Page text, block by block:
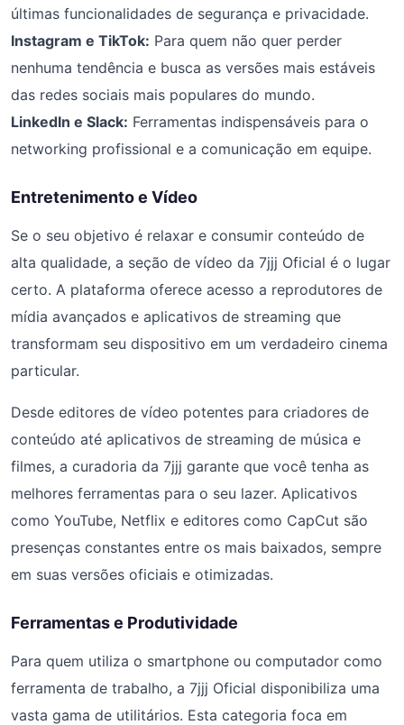
últimas funcionalidades de segurança e privacidade.
Instagram e TikTok: Para quem não quer perder
nenhuma tendência e busca as versões mais estáveis
das redes sociais mais populares do mundo.
LinkedIn e Slack: Ferramentas indispensáveis para o
networking profissional e a comunicação em equipe.
Entretenimento e Vídeo
Se o seu objetivo é relaxar e consumir conteúdo de
alta qualidade, a seção de vídeo da 7jjj Oficial é o lugar
certo. A plataforma oferece acesso a reprodutores de
mídia avançados e aplicativos de streaming que
transformam seu dispositivo em um verdadeiro cinema
particular.
Desde editores de vídeo potentes para criadores de
conteúdo até aplicativos de streaming de música e
filmes, a curadoria da 7jjj garante que você tenha as
melhores ferramentas para o seu lazer. Aplicativos
como YouTube, Netflix e editores como CapCut são
presenças constantes entre os mais baixados, sempre
em suas versões oficiais e otimizadas.
Ferramentas e Produtividade
Para quem utiliza o smartphone ou computador como
ferramenta de trabalho, a 7jjj Oficial disponibiliza uma
vasta gama de utilitários. Esta categoria foca em